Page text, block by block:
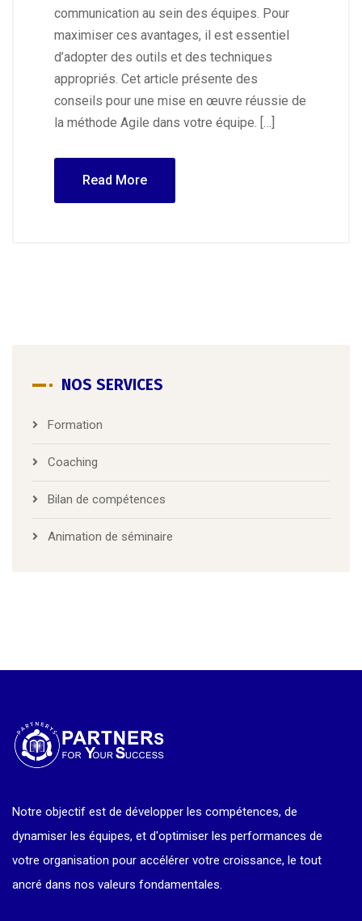
communication au sein des équipes. Pour
maximiser ces avantages, il est essentiel
d’adopter des outils et des techniques
appropriés. Cet article présente des
conseils pour une mise en œuvre réussie de
la méthode Agile dans votre équipe. […]
Read More
NOS SERVICES
Formation
Coaching
Bilan de compétences
Animation de séminaire
Notre objectif est de développer les compétences, de
dynamiser les équipes, et d'optimiser les performances de
votre organisation pour accélérer votre croissance, le tout
ancré dans nos valeurs fondamentales.